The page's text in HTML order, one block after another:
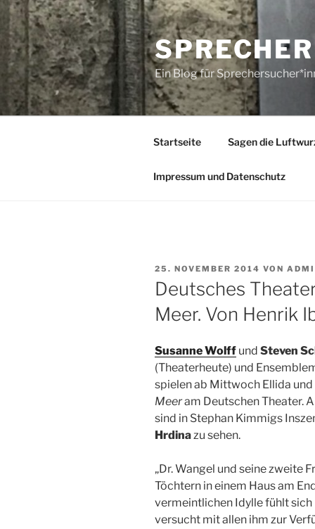
Zum
Inhalt
springen
Ein Blog für
Startseite Sagen die
Impressum und Datenschutz
VERÖFFENTLICHT
AM
25. NOVEMBER 2014 VON
Deutsches
Meer. Von Henrik
Susanne Wolff und Steven
(Theaterheute) und
spielen ab Mittwoch Ellida
Meeram Deutschen Theater.
sind in Stephan Kimmigs
Hrdinazu sehen.
„Dr. Wangel und seine zweite
Töchtern in einem Haus am
vermeintlichen Idylle fühlt
versucht mit allen ihm zur